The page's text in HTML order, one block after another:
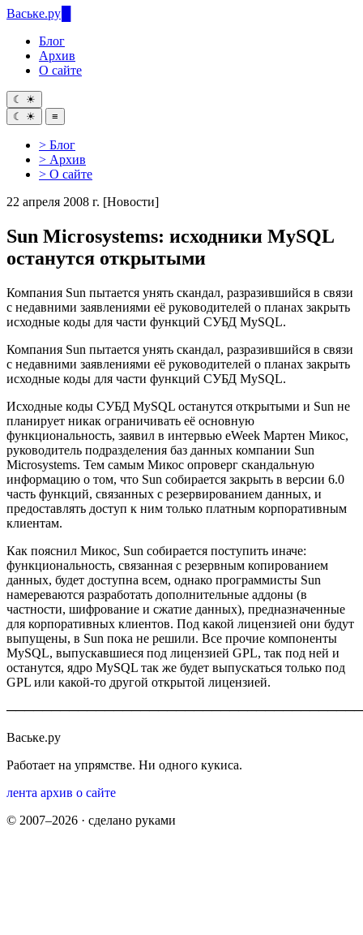
Ваське.ру
Блог
Архив
О сайте
☾
☀
☾
☀ ≡
> Блог
> Архив
> О сайте
22 апреля 2008 г. [Новости]
Sun Microsystems: исходники MySQL
останутся открытыми
Компания Sun пытается унять скандал, разразившийся в связи
с недавними заявлениями её руководителей о планах закрыть
исходные коды для части функций СУБД MySQL.
Компания Sun пытается унять скандал, разразившийся в связи
с недавними заявлениями её руководителей о планах закрыть
исходные коды для части функций СУБД MySQL.
Исходные коды СУБД MySQL останутся открытыми и Sun не
планирует никак ограничивать её основную
функциональность, заявил в интервью eWeek Мартен Микос,
руководитель подразделения баз данных компании Sun
Microsystems. Тем самым Микос опроверг скандальную
информацию о том, что Sun собирается закрыть в версии 6.0
часть функций, связанных с резервированием данных, и
предоставлять доступ к ним только платным корпоративным
клиентам.
Как пояснил Микос, Sun собирается поступить иначе:
функциональность, связанная с резервным копированием
данных, будет доступна всем, однако программисты Sun
намереваются разработать дополнительные аддоны (в
частности, шифрование и сжатие данных), предназначенные
для корпоративных клиентов. Под какой лицензией они будут
выпущены, в Sun пока не решили. Все прочие компоненты
MySQL, выпускавшиеся под лицензией GPL, так под ней и
останутся, ядро MySQL так же будет выпускаться только под
GPL или какой-то другой открытой лицензией.
Ваське.ру
Работает на упрямстве. Ни одного кукиса.
лента архив о сайте
© 2007–2026 · сделано руками